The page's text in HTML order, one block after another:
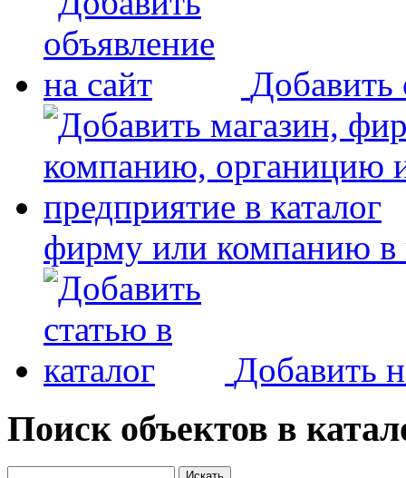
Добавить
фирму или компанию в
Добавить
Поиск объектов в